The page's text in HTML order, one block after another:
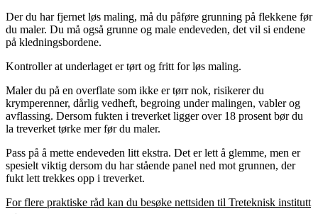
Der du har fjernet løs maling, må du påføre grunning på flekkene før
du maler. Du må også grunne og male endeveden, det vil si endene
på kledningsbordene.
Kontroller at underlaget er tørt og fritt for løs maling.
Maler du på en overflate som ikke er tørr nok, risikerer du
krymperenner, dårlig vedheft, begroing under malingen, vabler og
avflassing. Dersom fukten i treverket ligger over 18 prosent bør du
la treverket tørke mer før du maler.
Pass på å mette endeveden litt ekstra. Det er lett å glemme, men er
spesielt viktig dersom du har stående panel ned mot grunnen, der
fukt lett trekkes opp i treverket.
For flere praktiske råd kan du besøke nettsiden til Treteknisk institutt